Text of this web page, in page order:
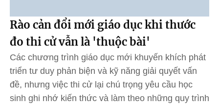
Rào cản đổi mới giáo dục khi thước
đo thi cử vẫn là 'thuộc bài'
Các chương trình giáo dục mới khuyến khích phát
triển tư duy phản biện và kỹ năng giải quyết vấn
đề, nhưng việc thi cử lại chú trọng yêu cầu học
sinh ghi nhớ kiến thức và làm theo những quy trình